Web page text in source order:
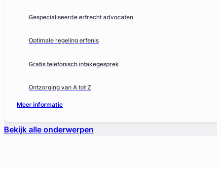
Gespecialiseerde erfrecht advocaten
Optimale regeling erfenis
Gratis telefonisch intakegesprek
Ontzorging van A tot Z
Meer informatie
Bekijk alle onderwerpen